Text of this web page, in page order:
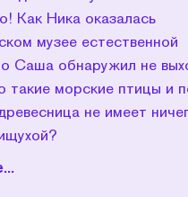
Как Ника оказалась
музее естественной
Саша обнаружил не
такие морские птицы и
не имеет